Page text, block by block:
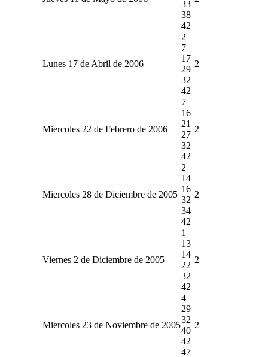
33
38
42
Lunes 17 de Abril de 2006
2
7
17
29
32
42
2
Miercoles 22 de Febrero de 2006
7
16
21
27
32
42
2
Miercoles 28 de Diciembre de 2005
2
14
16
32
34
42
2
Viernes 2 de Diciembre de 2005
1
13
14
22
32
42
2
Miercoles 23 de Noviembre de 2005
4
29
32
40
42
47
2